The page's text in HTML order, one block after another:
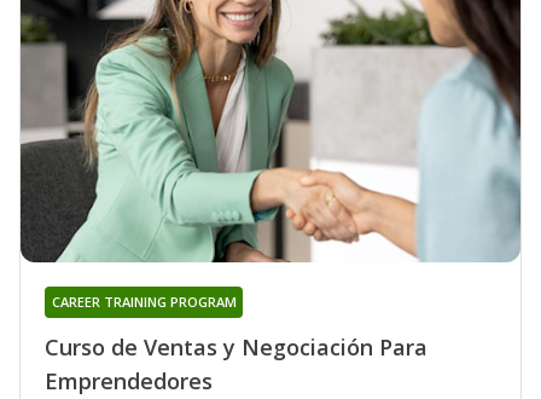
Curso de Ventas y Negociación Para
Emprendedores
CAREER TRAINING PROGRAM